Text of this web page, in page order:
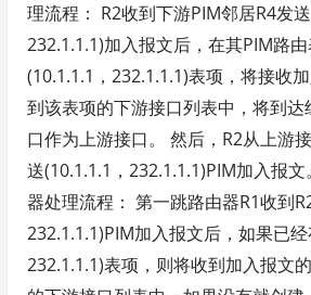
理流程： R2收到下游PIM邻居R4发
232.1.1.1)加入报文后，在其PIM路
(10.1.1.1，232.1.1.1)表项，将接收
到该表项的下游接口列表中，将到
口作为上游接口。 然后，R2从上游
送(10.1.1.1，232.1.1.1)PIM加入报
器处理流程： 第一跳路由器R1收到
232.1.1.1)PIM加入报文后，如果已
232.1.1.1)表项，则将收到加入报文